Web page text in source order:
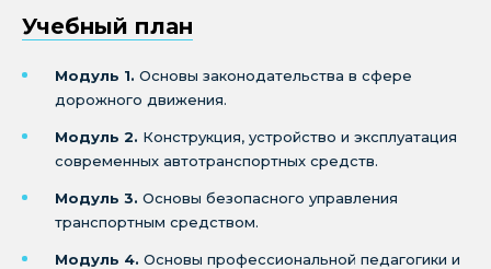
Учебный план
Модуль 1. Основы законодательства в сфере
дорожного движения.
Модуль 2. Конструкция, устройство и эксплуатация
современных автотранспортных средств.
Модуль 3. Основы безопасного управления
транспортным средством.
Модуль 4. Основы профессиональной педагогики и